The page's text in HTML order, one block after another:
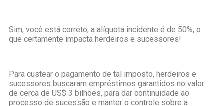
Sim, você está correto, a alíquota incidente é de 50%, o
que certamente impacta herdeiros e sucessores!
Para custear o pagamento de tal imposto, herdeiros e
sucessores buscaram empréstimos garantidos no valor
de cerca de US$ 3 bilhões, para dar continuidade ao
processo de sucessão e manter o controle sobre a